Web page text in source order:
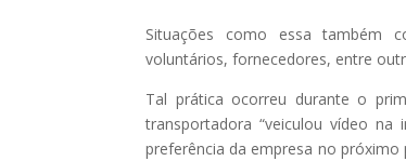
Situações como essa também
voluntários, fornecedores, entre
Tal prática ocorreu durante o
transportadora “veiculou vídeo
preferência da empresa no